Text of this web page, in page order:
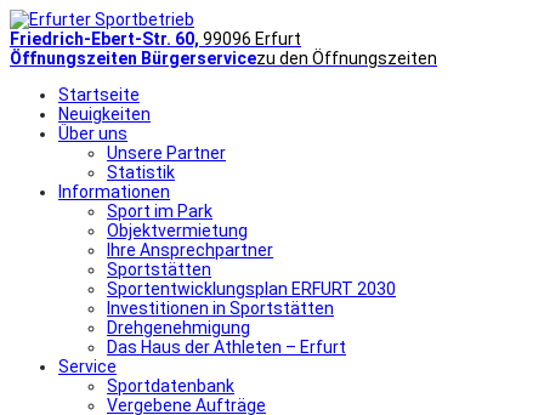
Friedrich-Ebert-Str. 60, 99096 Erfurt
Öffnungszeiten Bürgerservicezu den Öffnungszeiten
Startseite
Neuigkeiten
Über uns
Unsere Partner
Statistik
Informationen
Sport im Park
Objektvermietung
Ihre Ansprechpartner
Sportstätten
Sportentwicklungsplan ERFURT 2030
Investitionen in Sportstätten
Drehgenehmigung
Das Haus der Athleten – Erfurt
Service
Sportdatenbank
Vergebene Aufträge